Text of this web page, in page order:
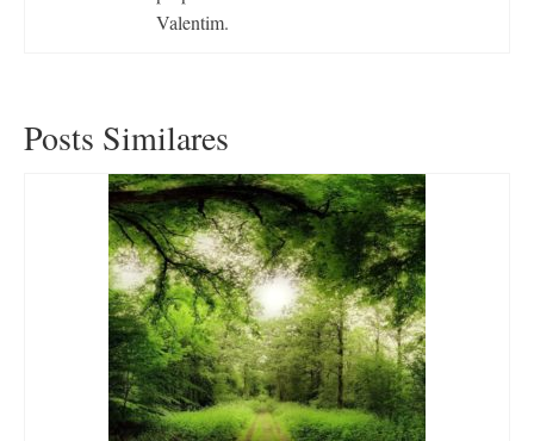
Valentim.
Posts Similares